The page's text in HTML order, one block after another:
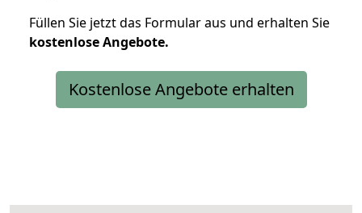
Füllen Sie jetzt das Formular aus und erhalten Sie
kostenloseAngebote.
Kostenlose Angebote erhalten